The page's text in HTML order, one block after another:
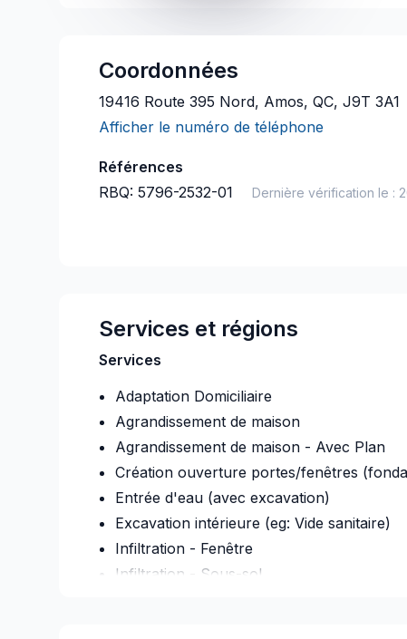
Coordonnées
19416 Route 395 Nord, Amos, QC, J9T 3A1
Afficher le numéro de téléphone
Références
RBQ: 5796-2532-01 Dernière vérification le :
Services et régions
Services
Adaptation Domiciliaire
Agrandissement de maison
Agrandissement de maison - Avec Plan
Création ouverture portes/fenêtres
Entrée d'eau (avec excavation)
Excavation intérieure (eg: Vide sanitaire)
Infiltration - Fenêtre
Infiltration - Sous-sol